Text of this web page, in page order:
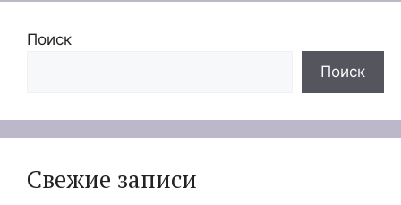
Поиск
Поиск
Свежие записи